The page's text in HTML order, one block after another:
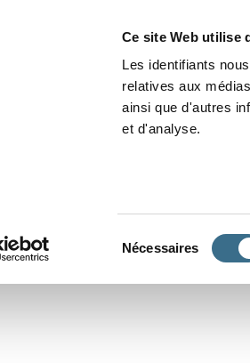
Ce site Web utilise
Les identifiants
relatives aux
ainsi que d'autres
et d'analyse.
Nécessaires